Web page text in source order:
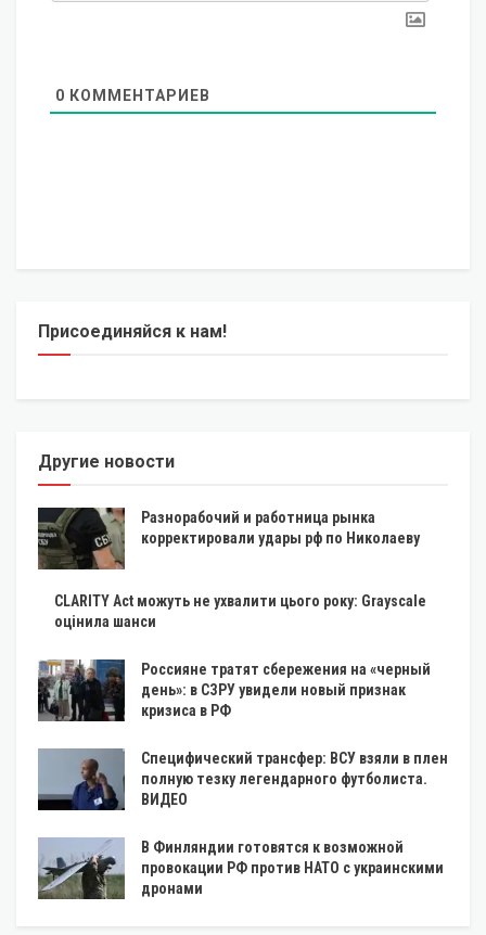
0 КОММЕНТАРИЕВ
Присоединяйся к нам!
Другие новости
Разнорабочий и работница рынка
корректировали удары рф по Николаеву
CLARITY Act можуть не ухвалити цього року: Grayscale
оцінила шанси
Россияне тратят сбережения на «черный
день»: в СЗРУ увидели новый признак
кризиса в РФ
Специфический трансфер: ВСУ взяли в плен
полную тезку легендарного футболиста.
ВИДЕО
В Финляндии готовятся к возможной
провокации РФ против НАТО с украинскими
дронами